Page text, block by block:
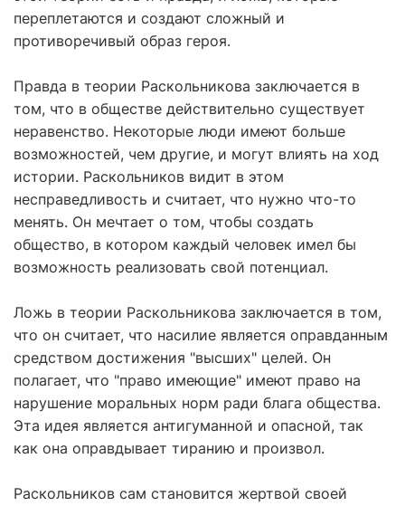
переплетаются и создают сложный и
противоречивый образ героя.
Правда в теории Раскольникова заключается в
том, что в обществе действительно существует
неравенство. Некоторые люди имеют больше
возможностей, чем другие, и могут влиять на ход
истории. Раскольников видит в этом
несправедливость и считает, что нужно что-то
менять. Он мечтает о том, чтобы создать
общество, в котором каждый человек имел бы
возможность реализовать свой потенциал.
Ложь в теории Раскольникова заключается в том,
что он считает, что насилие является оправданным
средством достижения "высших" целей. Он
полагает, что "право имеющие" имеют право на
нарушение моральных норм ради блага общества.
Эта идея является антигуманной и опасной, так
как она оправдывает тиранию и произвол.
Раскольников сам становится жертвой своей